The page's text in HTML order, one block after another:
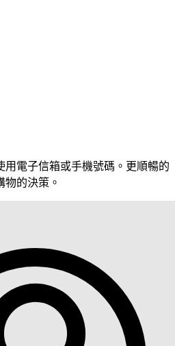
用電子信箱或手機號碼。更順暢的
物的決策。